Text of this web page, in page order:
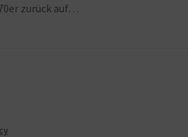
zurück auf…